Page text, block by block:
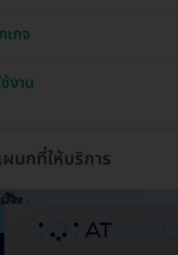
กจ
งาน
นกที่ให้บริการ